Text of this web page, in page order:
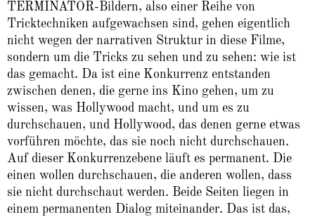
TERMINATOR-Bildern, also einer Reihe von
Tricktechniken aufgewachsen sind, gehen eigentlich
nicht wegen der narrativen Struktur in diese Filme,
sondern um die Tricks zu sehen und zu sehen: wie ist
das gemacht. Da ist eine Konkurrenz entstanden
zwischen denen, die gerne ins Kino gehen, um zu
wissen, was Hollywood macht, und um es zu
durchschauen, und Hollywood, das denen gerne etwas
vorführen möchte, das sie noch nicht durchschauen.
Auf dieser Konkurrenzebene läuft es permanent. Die
einen wollen durchschauen, die anderen wollen, dass
sie nicht durchschaut werden. Beide Seiten liegen in
einem permanenten Dialog miteinander. Das ist das,